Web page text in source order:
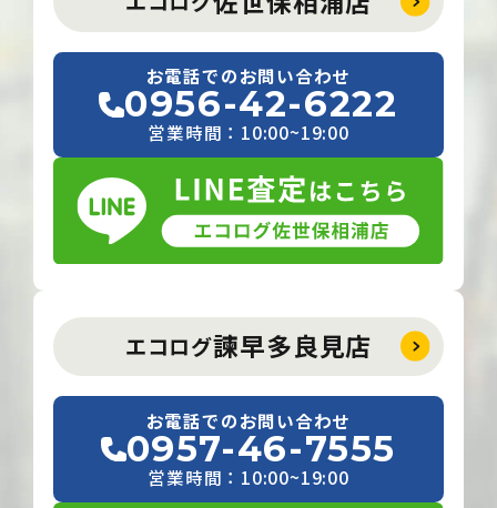
お電話でのお問い合わせ
0956-42-6222
営業時間：10:00~19:00
エコログ諫早多良見店
お電話でのお問い合わせ
0957-46-7555
営業時間：10:00~19:00